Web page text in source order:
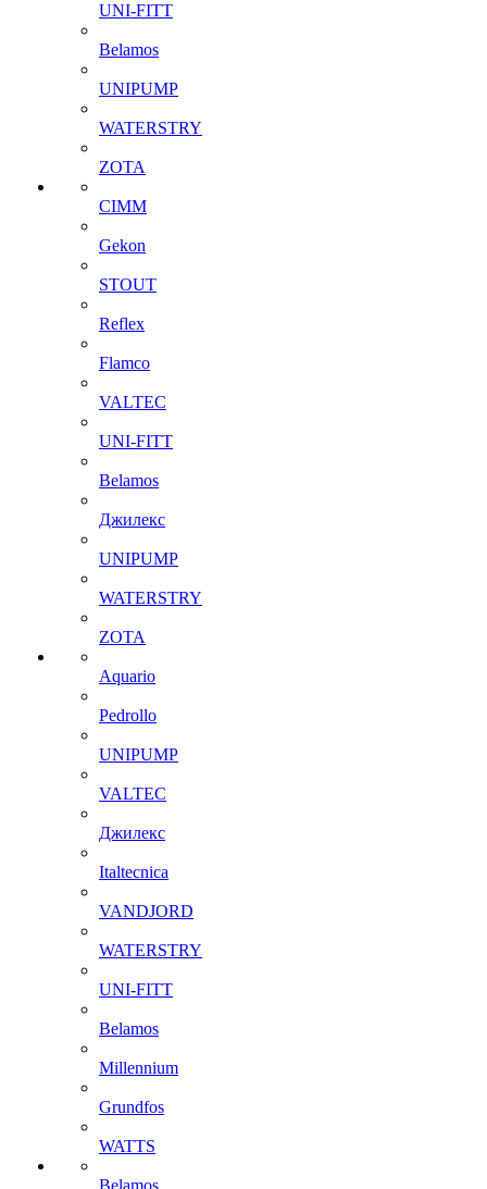
UNI-FITT
Belamos
UNIPUMP
WATERSTRY
ZOTA
CIMM
Gekon
STOUT
Reflex
Flamco
VALTEC
UNI-FITT
Belamos
Джилекс
UNIPUMP
WATERSTRY
ZOTA
Aquario
Pedrollo
UNIPUMP
VALTEC
Джилекс
Italtecnica
VANDJORD
WATERSTRY
UNI-FITT
Belamos
Millennium
Grundfos
WATTS
Belamos